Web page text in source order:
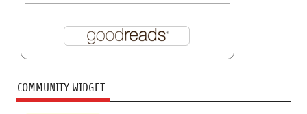
COMMUNITY WIDGET